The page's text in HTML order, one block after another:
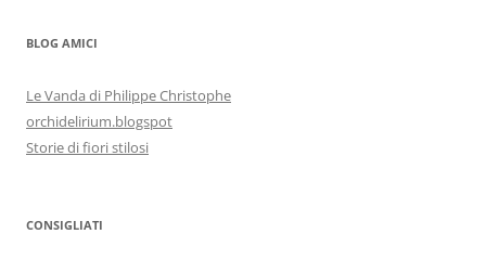
BLOG AMICI
Le Vanda di Philippe Christophe
orchidelirium.blogspot
Storie di fiori stilosi
CONSIGLIATI